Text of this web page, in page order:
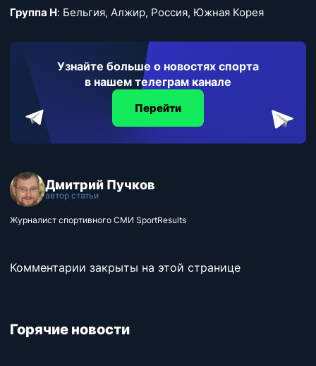
Группа H: Бельгия, Алжир, Россия, Южная Корея
Узнайте больше о новостях спорта
в нашем телеграм канале
Перейти
Дмитрий Пучков
автор статьи
Журналист спортивного СМИ SportResults
Комментарии закрыты на этой странице
Горячие новости